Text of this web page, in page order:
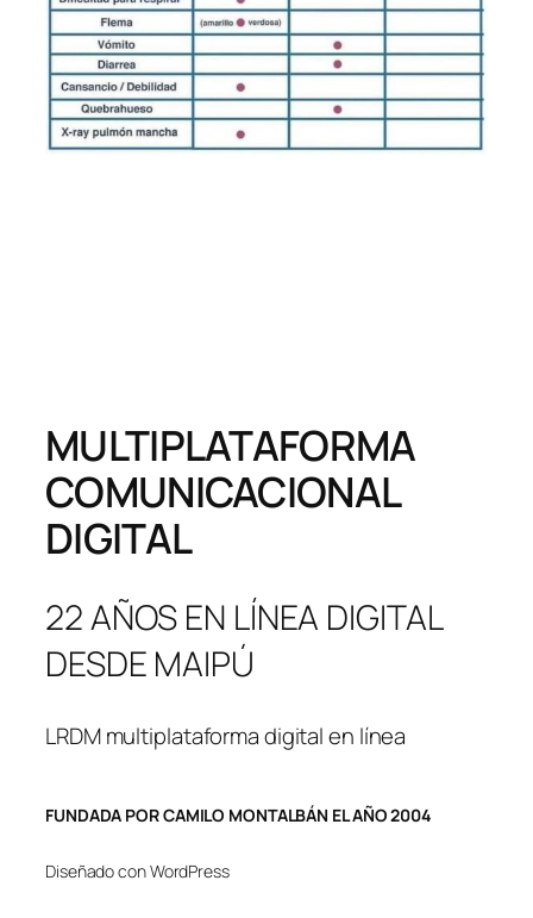
MULTIPLATAFORMA
COMUNICACIONAL
DIGITAL
22 AÑOS EN LÍNEA DIGITAL
DESDE MAIPÚ
LRDM multiplataforma digital en línea
FUNDADA POR CAMILO MONTALBÁN EL AÑO 2004
Diseñado con WordPress